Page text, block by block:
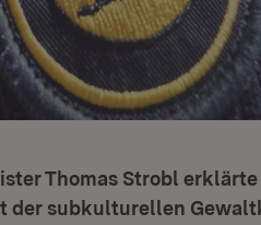
Thomas Strobl
der subkulturellen